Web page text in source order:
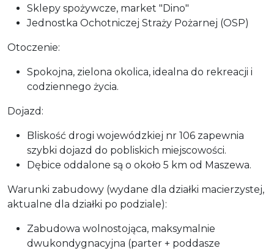
Sklepy spożywcze, market "Dino"
Jednostka Ochotniczej Straży Pożarnej (OSP)
Otoczenie:
Spokojna, zielona okolica, idealna do rekreacji i
codziennego życia.
Dojazd:
Bliskość drogi wojewódzkiej nr 106 zapewnia
szybki dojazd do pobliskich miejscowości.
Dębice oddalone są o około 5 km od Maszewa.
Warunki zabudowy (wydane dla działki macierzystej,
aktualne dla działki po podziale):
Zabudowa wolnostojąca, maksymalnie
dwukondygnacyjna (parter + poddasze